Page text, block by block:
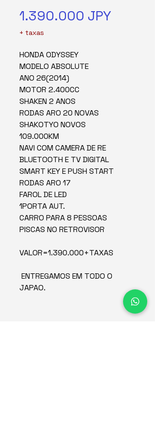
1.390.000 JPY
+ taxas
HONDA ODYSSEY
MODELO ABSOLUTE
ANO 26(2014)
MOTOR 2.400CC
SHAKEN 2 ANOS
RODAS ARO 20 NOVAS
SHAKOTYO NOVOS
109.000KM
NAVI COM CAMERA DE RE
BLUETOOTH E TV DIGITAL
SMART KEY E PUSH START
RODAS ARO 17
FAROL DE LED
1PORTA AUT.
CARRO PARA 8 PESSOAS
PISCAS NO RETROVISOR
VALOR=1.390.000+TAXAS
ENTREGAMOS EM TODO O
JAPAO.